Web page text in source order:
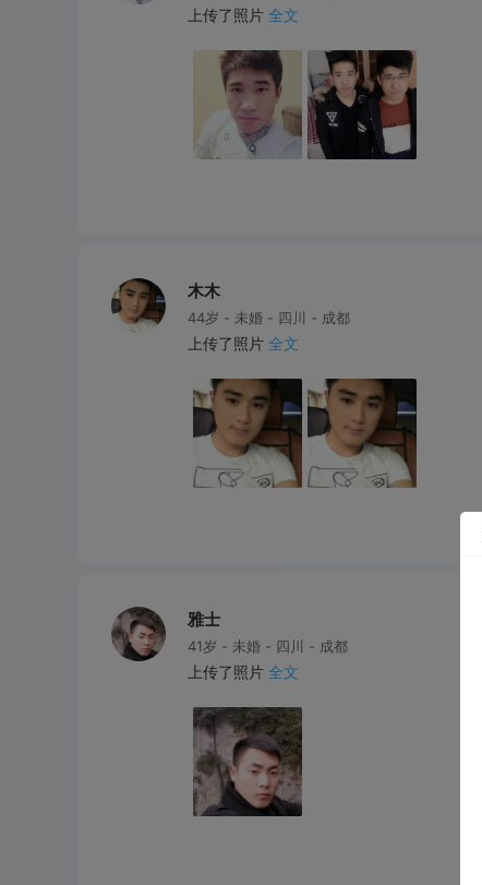
上传了照片 全文
木木
44岁 - 未婚 - 四川 - 成都
上传了照片 全文
雅士
41岁 - 未婚 - 四川 - 成都
上传了照片 全文